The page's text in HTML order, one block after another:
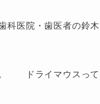
科医院・歯医者の鈴
。 ドライマウスって